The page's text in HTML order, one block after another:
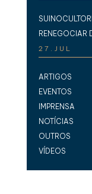
RENEGOCIAR
27.JUL
ARTIGOS
EVENTOS
IMPRENSA
NOTÍCIAS
OUTROS
VÍDEOS